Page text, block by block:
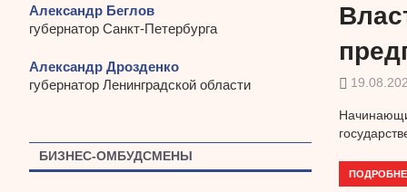
Александр Беглов
губернатор Санкт-Петербурга
Александр Дрозденко
губернатор Ленинградской области
БИЗНЕС-ОМБУДСМЕНЫ